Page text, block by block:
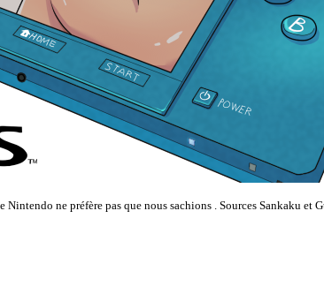
ne préfère pas que nous sachions . Sources Sankaku et